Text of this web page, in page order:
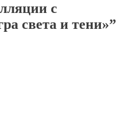
с
света и тени»”